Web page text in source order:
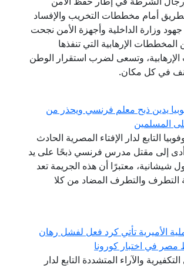
أمام مخططات التخريب والإفساد
جهود وزارة الداخلية وأجهزة الأمن نجحت
الإرهابية التي تنفذها
الإرهابية، وتسعى لضرب استقرار الوطن
في كل مكان.
يدين ذبح معلم فرنسي ويحذر من
المسلمين
التابع لدار الإفتاء المصرية الحادث
أدى إلى مقتل مدرس فرنسي ذبحًا على يد
شيشانية، معتبرًا أن هذه الجريمة تعد
التطرف والتطرف المضاد من كلا
الأميرية تأتي كرد فعل لفشل رهان
في اختبار كورونا
والآراء المتشددة التابع لدار